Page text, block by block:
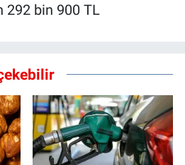
292 bin 900 TL